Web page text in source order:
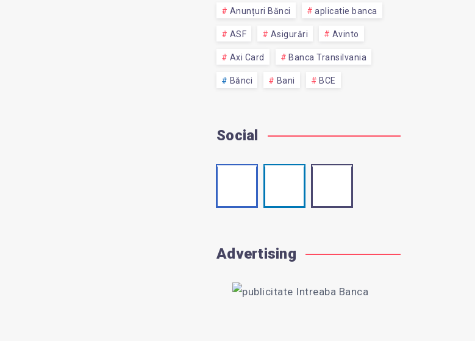
Anunțuri Bănci aplicatie banca
ASF Asigurări Avinto
Axi Card Banca Transilvania
Bănci Bani BCE
Social
Advertising